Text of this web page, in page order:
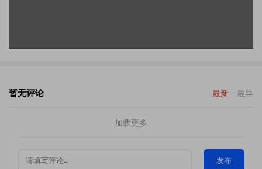
暂无评论 最新 最早
加载更多
发布